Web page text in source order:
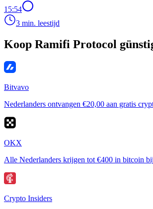
15:54
3 min. leestijd
Koop Ramifi Protocol
Bitvavo
Nederlanders ontvangen €20,00 aan gratis
OKX
Alle Nederlanders krijgen tot €400 in bitcoin
Crypto Insiders